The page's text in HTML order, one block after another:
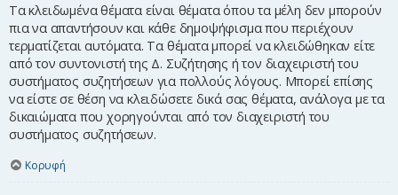
Τα κλειδωμένα θέματα είναι θέματα όπου τα μέλη δεν μπορούν
πια να απαντήσουν και κάθε δημοψήφισμα που περιέχουν
τερματίζεται αυτόματα. Τα θέματα μπορεί να κλειδώθηκαν είτε
από τον συντονιστή της Δ. Συζήτησης ή τον διαχειριστή του
συστήματος συζητήσεων για πολλούς λόγους. Μπορεί επίσης
να είστε σε θέση να κλειδώσετε δικά σας θέματα, ανάλογα με τα
δικαιώματα που χορηγούνται από τον διαχειριστή του
συστήματος συζητήσεων.
Κορυφή